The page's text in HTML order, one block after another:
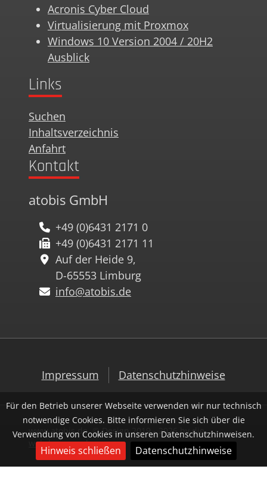
Für den Betrieb unserer Webseite verwenden wir nur technisch
notwendige Cookies. Bitte informieren Sie sich über die
Verwendung von Cookies in unseren Datenschutzhinweisen.
Hinweis schließen Datenschutzhinweise
Acronis Cyber Cloud
Virtualisierung mit Proxmox
Windows 10 Version 2004 / 20H2
Ausblick
Links
Suchen
Inhaltsverzeichnis
Anfahrt
Kontakt
atobis GmbH
+49 (0)6431 2171 0
+49 (0)6431 2171 11
Auf der Heide 9,
D-65553 Limburg
info@atobis.de
Impressum Datenschutzhinweise
www.atobis.de, © Design 2019 - 2026 bydie-
webdesigner.de